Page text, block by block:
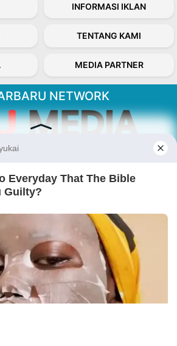
INFORMASI IKLAN
TENTANG KAMI
MEDIA PARTNER
NETWORK
menyajikan berita aktual dan
dari sudut pandang berbaik sangka
Follow Kabarbaru